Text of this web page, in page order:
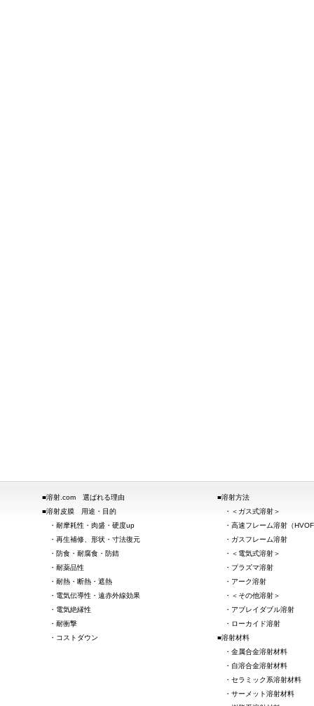
溶射.com 選ばれる理由
溶射皮膜 用途・目的
耐摩耗性・肉盛・硬度up
再生補修、形状・寸法復元
防食・耐腐食・防錆
耐薬品性
耐熱・断熱・遮熱
電気伝導性・遠赤外線効果
電気絶縁性
耐衝撃
コストダウン
溶射方法
＜ガス式溶射＞
高速フレーム溶射（
ガスフレーム溶射
＜電気式溶射＞
プラズマ溶射
アーク溶射
＜その他溶射＞
アブレイダブル溶射
ローカイド溶射
溶射材料
金属合金溶射材料
自溶合金溶射材料
セラミック系溶射材料
サーメット溶射材料